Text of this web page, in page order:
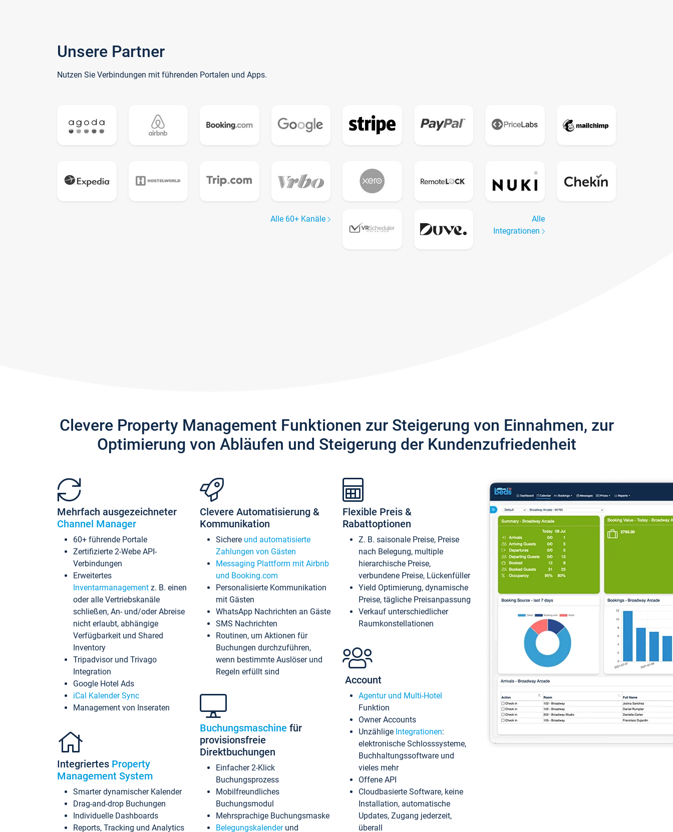
Unsere Partner
Nutzen Sie Verbindungen mit führenden Portalen und Apps.
Alle 60+ Kanäle
Alle
Integrationen
Clevere Property Management Funktionen zur Steigerung von Einnahmen, zur
Optimierung von Abläufen und Steigerung der Kundenzufriedenheit
Mehrfach ausgezeichneter
Channel Manager
60+ führende Portale
Zertifizierte 2-Webe API-
Verbindungen
Erweitertes
Inventarmanagement z. B. einen
oder alle Vertriebskanäle
schließen, An- und/oder Abreise
nicht erlaubt, abhängige
Verfügbarkeit und Shared
Inventory
Tripadvisor und Trivago
Integration
Google Hotel Ads
iCal Kalender Sync
Management von Inseraten
Integriertes Property
Management System
Smarter dynamischer Kalender
Drag-and-drop Buchungen
Individuelle Dashboards
Reports, Tracking und Analytics
Clevere Automatisierung &
Kommunikation
Sichere und automatisierte
Zahlungen von Gästen
Messaging Plattform mit Airbnb
und Booking.com
Personalisierte Kommunikation
mit Gästen
WhatsApp Nachrichten an Gäste
SMS Nachrichten
Routinen, um Aktionen für
Buchungen durchzuführen,
wenn bestimmte Auslöser und
Regeln erfüllt sind
Buchungsmaschine für
provisionsfreie
Direktbuchungen
Einfacher 2-Klick
Buchungsprozess
Mobilfreundliches
Buchungsmodul
Mehrsprachige Buchungsmaske
Belegungskalenderund
Flexible Preis &
Rabattoptionen
Z. B. saisonale Preise, Preise
nach Belegung, multiple
hierarchische Preise,
verbundene Preise, Lückenfüller
Yield Optimierung, dynamische
Preise, tägliche Preisanpassung
Verkauf unterschiedlicher
Raumkonstellationen
Account
Agentur und Multi-Hotel
Funktion
Owner Accounts
Unzählige Integrationen:
elektronische Schlosssysteme,
Buchhaltungssoftware und
vieles mehr
Offene API
Cloudbasierte Software, keine
Installation, automatische
Updates, Zugang jederzeit,
überall